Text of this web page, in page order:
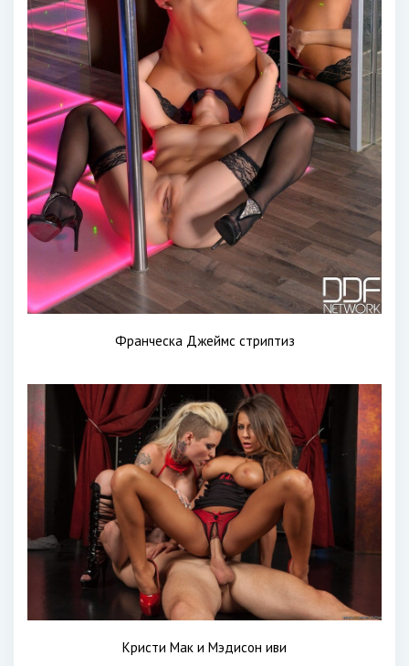
Франческа Джеймс стриптиз
Кристи Мак и Мэдисон иви